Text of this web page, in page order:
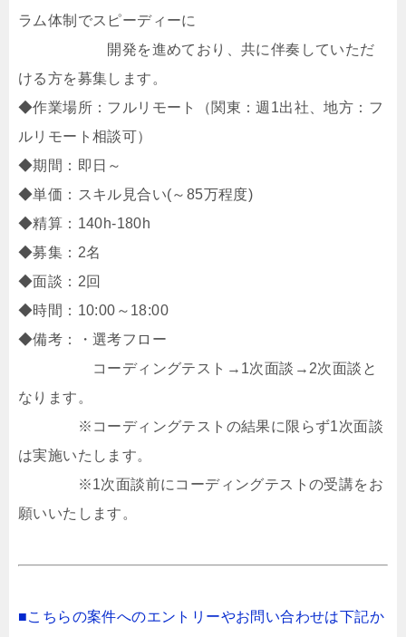
ラム体制でスピーディーに
開発を進めており、共に伴奏していただ
ける方を募集します。
◆作業場所：フルリモート（関東：週1出社、地方：フ
ルリモート相談可）
◆期間：即日～
◆単価：スキル見合い(～85万程度)
◆精算：140h-180h
◆募集：2名
◆面談：2回
◆時間：10:00～18:00
◆備考：・選考フロー
コーディングテスト→1次面談→2次面談と
なります。
※コーディングテストの結果に限らず1次面談
は実施いたします。
※1次面談前にコーディングテストの受講をお
願いいたします。
■こちらの案件へのエントリーやお問い合わせは下記か